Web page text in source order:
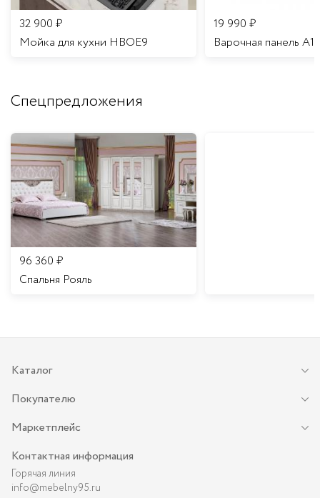
32 900 ₽
Мойка для кухни HBOE9
19 990 ₽
Варочная панель A16
Спецпредложения
96 360 ₽
Спальня Рояль
Каталог
Покупателю
Маркетплейс
Контактная информация
Горячая линия
info@mebelny95.ru